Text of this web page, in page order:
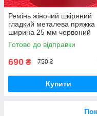
Ремінь жіночий шкіряний
гладкий металева пряжка
ширина 25 мм червоний
Готово до відправки
690 ₴ 750 ₴
Купити